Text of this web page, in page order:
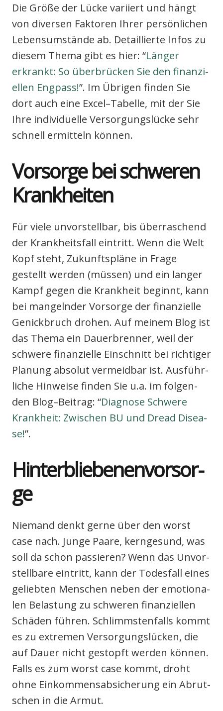
Die Grö­ße der Lücke vari­iert und hängt
von diver­sen Fak­to­ren Ihrer per­sön­li­chen
Lebens­um­stän­de ab. Detail­lier­te Infos zu
die­sem The­ma gibt es hier: “Län­ger
erkrankt: So über­brü­cken Sie den finan­zi­
el­len Eng­pass!”. Im Übri­gen fin­den Sie
dort auch eine Excel–Tabelle, mit der Sie
Ihre indi­vi­du­el­le Ver­sor­gungs­lü­cke sehr
schnell ermit­teln kön­nen.
Vor­sor­ge bei schwe­ren
Krank­hei­ten
Für vie­le unvor­stell­bar, bis über­ra­schend
der Krank­heits­fall ein­tritt. Wenn die Welt
Kopf steht, Zukunfts­plä­ne in Fra­ge
gestellt wer­den (müs­sen) und ein lan­ger
Kampf gegen die Krank­heit beginnt, kann
bei man­geln­der Vor­sor­ge der finan­zi­el­le
Genick­bruch dro­hen. Auf mei­nem Blog ist
das The­ma ein Dau­er­bren­ner, weil der
schwe­re finan­zi­el­le Ein­schnitt bei rich­ti­ger
Pla­nung abso­lut ver­meid­bar ist. Aus­führ­
li­che Hin­wei­se fin­den Sie u.a. im fol­gen­
den Blog–Beitrag: “Dia­gno­se Schwe­re
Krank­heit: Zwi­schen BU und Dread Dise­a­
se!”.
Hin­ter­blie­be­nen­vor­sor­
ge
Nie­mand denkt ger­ne über den worst
case nach. Jun­ge Paa­re, kern­ge­sund, was
soll da schon pas­sie­ren? Wenn das Unvor­
stell­ba­re ein­tritt, kann der Todes­fall eines
gelieb­ten Men­schen neben der emo­tio­na­
len Belas­tung zu schwe­ren finan­zi­el­len
Schä­den füh­ren. Schlimms­ten­falls kommt
es zu extre­men Ver­sor­gungs­lü­cken, die
auf Dau­er nicht gestopft wer­den kön­nen.
Falls es zum worst case kommt, droht
ohne Ein­kom­mens­ab­si­che­rung ein Abrut­
schen in die Armut.